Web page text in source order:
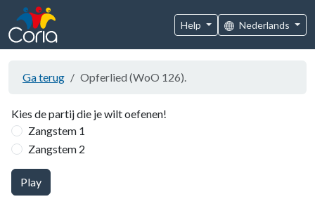
Help Nederlands
Ga terug Opferlied (WoO 126).
Kies de partij die je wilt oefenen!
Zangstem 1
Zangstem 2
Play